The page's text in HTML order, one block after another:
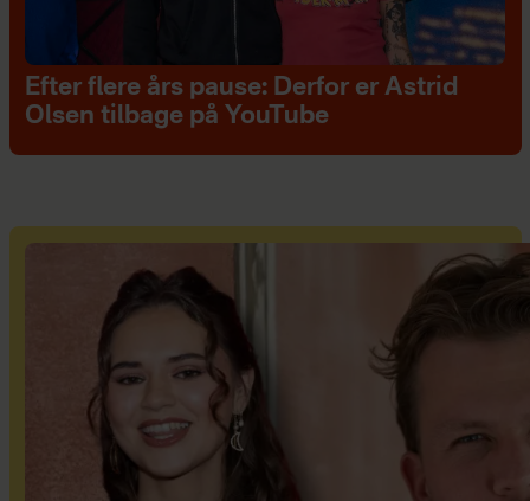
Efter flere års pause: Derfor er Astrid
Olsen tilbage på YouTube